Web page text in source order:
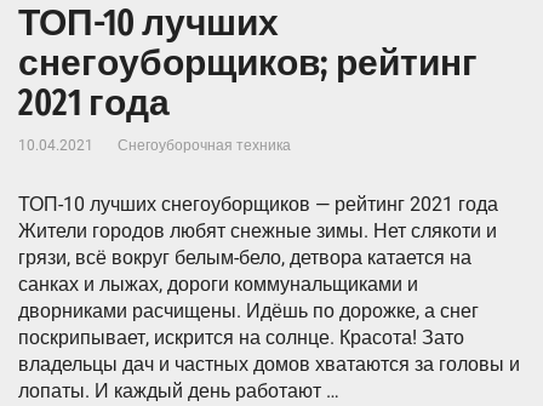
ТОП-10 лучших
снегоуборщиков; рейтинг
2021 года
10.04.2021 Снегоуборочная техника
ТОП-10 лучших снегоуборщиков — рейтинг 2021 года
Жители городов любят снежные зимы. Нет слякоти и
грязи, всё вокруг белым-бело, детвора катается на
санках и лыжах, дороги коммунальщиками и
дворниками расчищены. Идёшь по дорожке, а снег
поскрипывает, искрится на солнце. Красота! Зато
владельцы дач и частных домов хватаются за головы и
лопаты. И каждый день работают …